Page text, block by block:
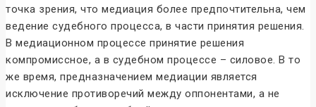
точка зрения, что медиация более предпочтительна, чем
ведение судебного процесса, в части принятия решения.
В медиационном процессе принятие решения
компромиссное, а в судебном процессе – силовое. В то
же время, предназначением медиации является
исключение противоречий между оппонентами, а не